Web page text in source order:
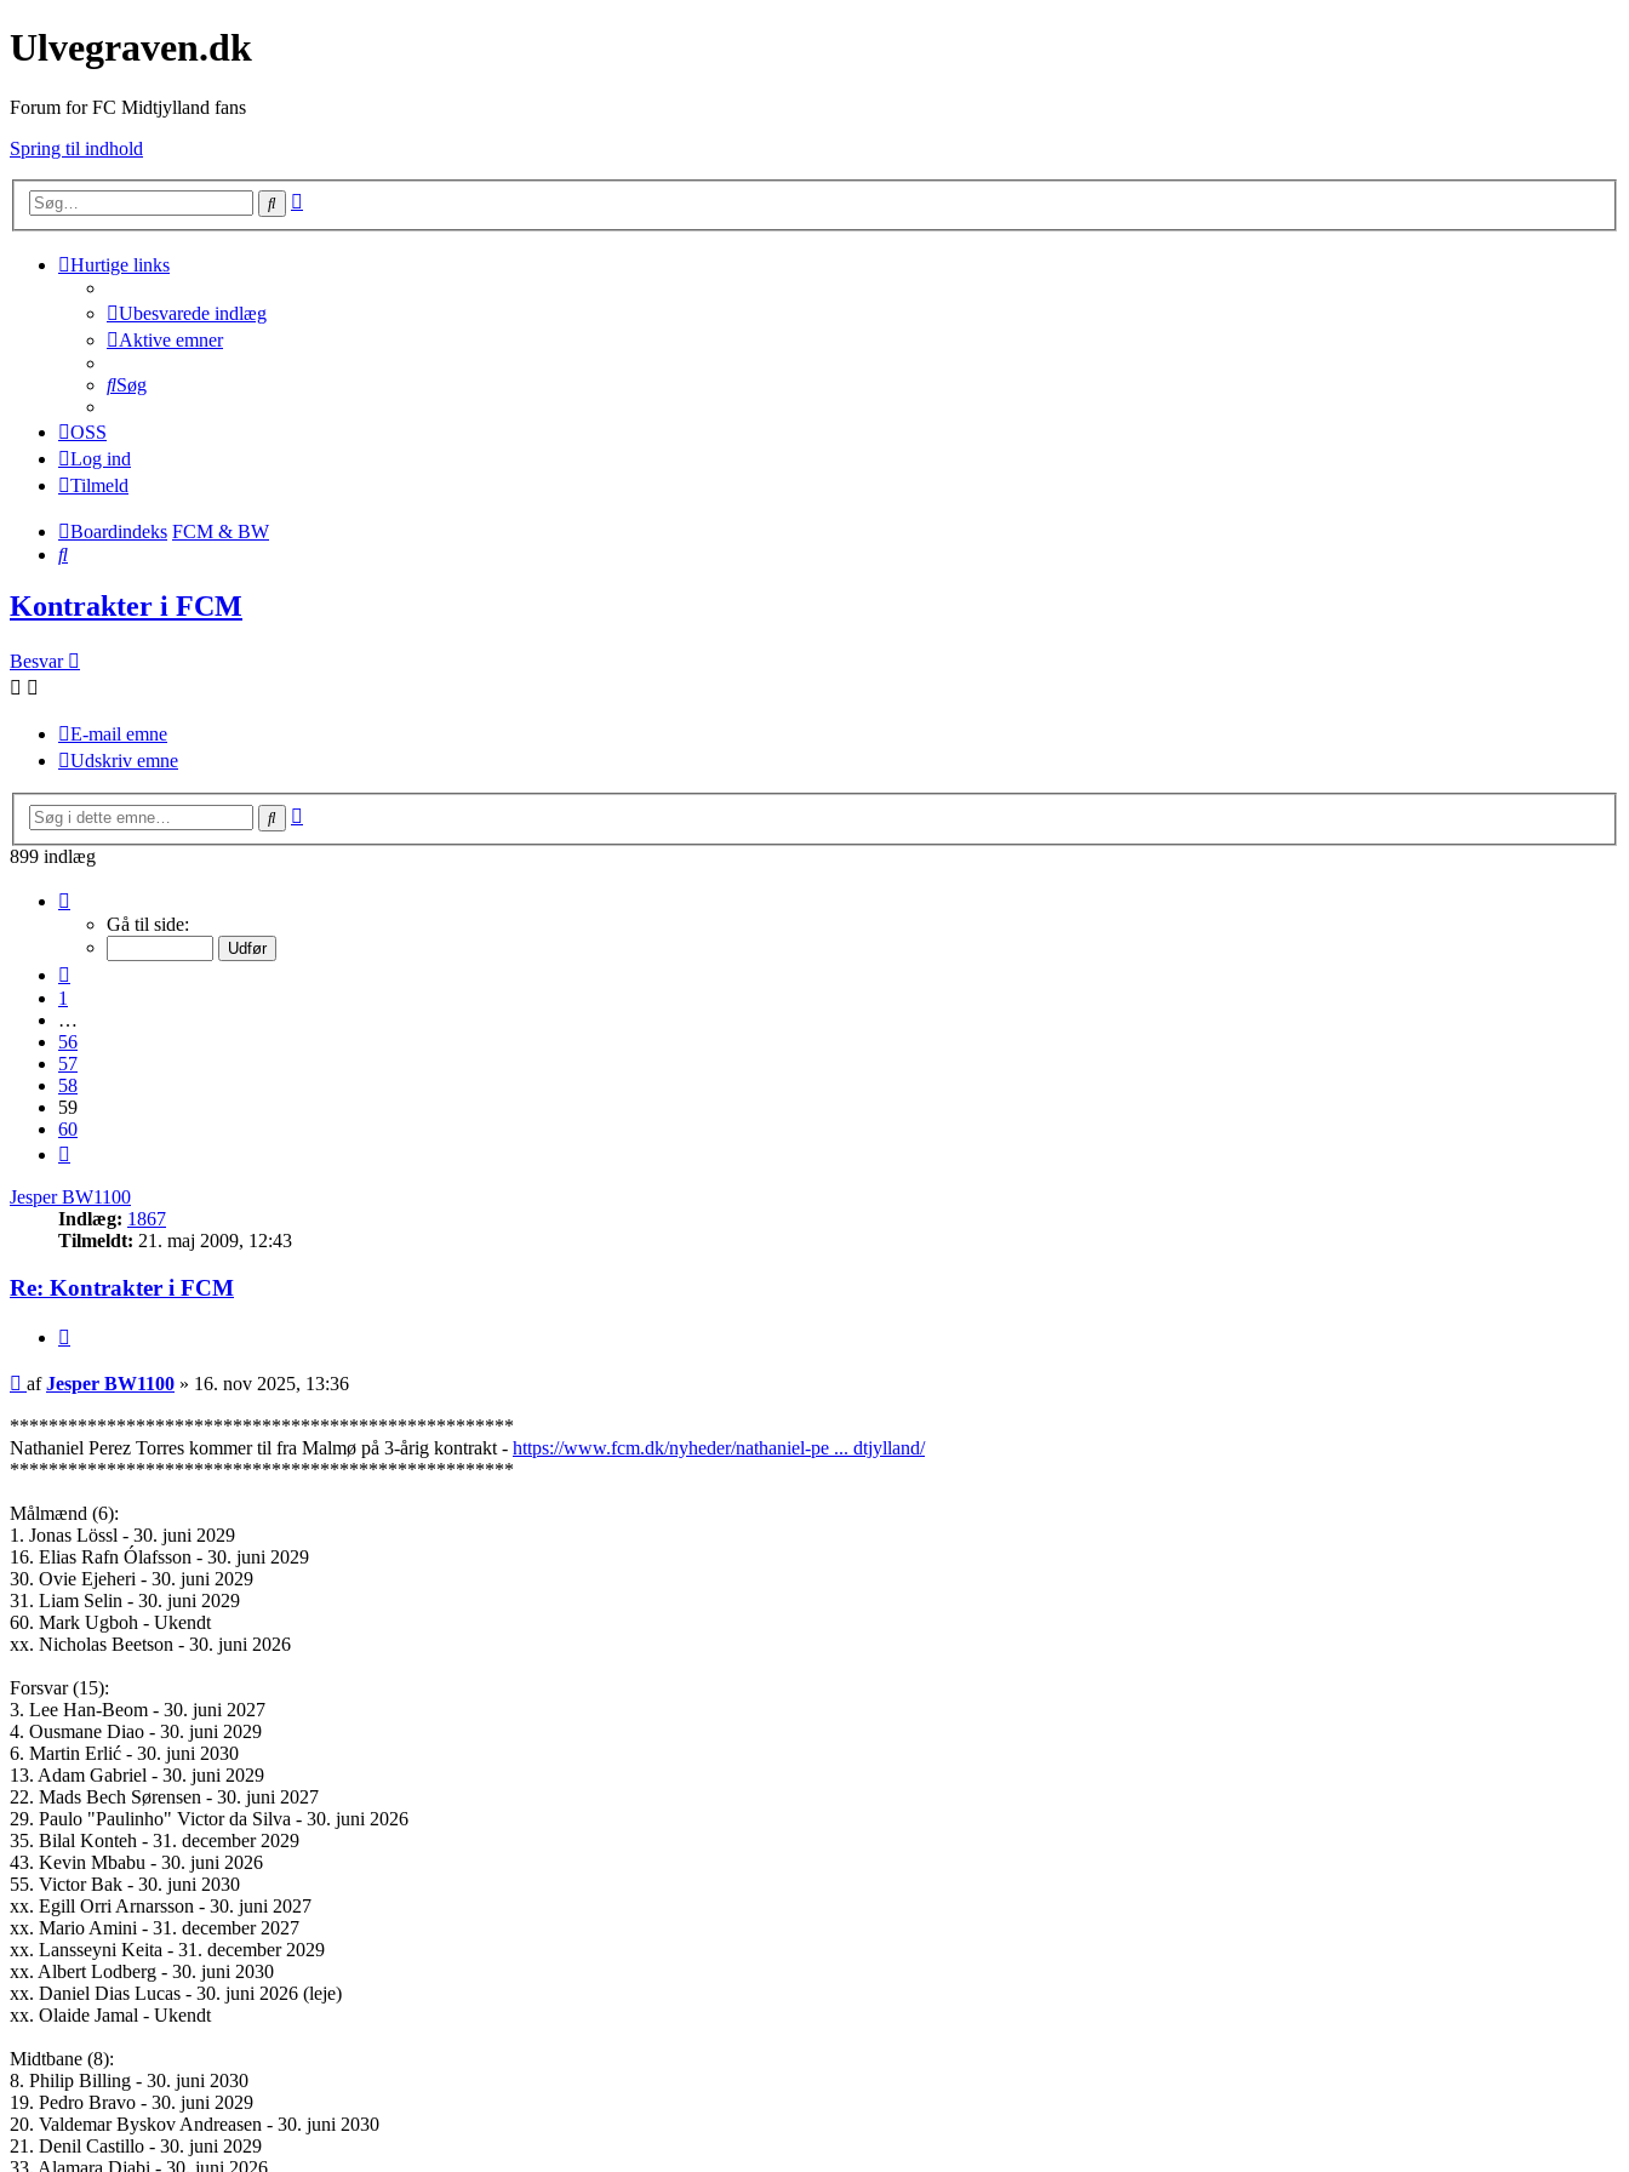
Ulvegraven.dk
Forum for FC Midtjylland fans
Spring til indhold
Søg
Hurtige links
Ubesvarede indlæg
Aktive emner
Søg
OSS
Log ind
Tilmeld
Boardindeks FCM & BW
Søg
Kontrakter i FCM
Besvar
E-mail emne
Udskriv emne
Søg
899 indlæg
59
Gå til side:
1
…
56
57
58
59
60
Jesper BW1100
Indlæg: 1867
Tilmeldt: 21. maj 2009, 12:43
Re: Kontrakter i FCM
Indlæg
afJesper BW1100 » 16. nov 2025, 13:36
****************************************************
Nathaniel Perez Torres kommer til fra Malmø på 3-årig kontrakt - https://www.fcm.dk/nyheder/nathaniel-pe ... dtjylland/
****************************************************
Målmænd (6):
1. Jonas Lössl - 30. juni 2029
16. Elias Rafn Ólafsson - 30. juni 2029
30. Ovie Ejeheri - 30. juni 2029
31. Liam Selin - 30. juni 2029
60. Mark Ugboh - Ukendt
xx. Nicholas Beetson - 30. juni 2026
Forsvar (15):
3. Lee Han-Beom - 30. juni 2027
4. Ousmane Diao - 30. juni 2029
6. Martin Erlić - 30. juni 2030
13. Adam Gabriel - 30. juni 2029
22. Mads Bech Sørensen - 30. juni 2027
29. Paulo "Paulinho" Victor da Silva - 30. juni 2026
35. Bilal Konteh - 31. december 2029
43. Kevin Mbabu - 30. juni 2026
55. Victor Bak - 30. juni 2030
xx. Egill Orri Arnarsson - 30. juni 2027
xx. Mario Amini - 31. december 2027
xx. Lansseyni Keita - 31. december 2029
xx. Albert Lodberg - 30. juni 2030
xx. Daniel Dias Lucas - 30. juni 2026 (leje)
xx. Olaide Jamal - Ukendt
Midtbane (8):
8. Philip Billing - 30. juni 2030
19. Pedro Bravo - 30. juni 2029
20. Valdemar Byskov Andreasen - 30. juni 2030
21. Denil Castillo - 30. juni 2029